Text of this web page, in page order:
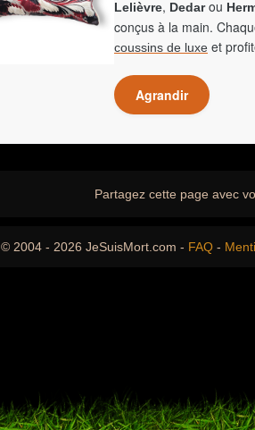
Lelièvre, Dedarou
conçus à la main.
coussins de luxe et
Agrandir
Partagez cette page avec
© 2004 - 2026 JeSuisMort.com - FAQ -